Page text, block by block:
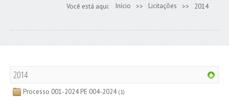
Você está aqui: Início >> Licitações >> 2014
2014
Processo 001-2024 PE 004-2024 (1)